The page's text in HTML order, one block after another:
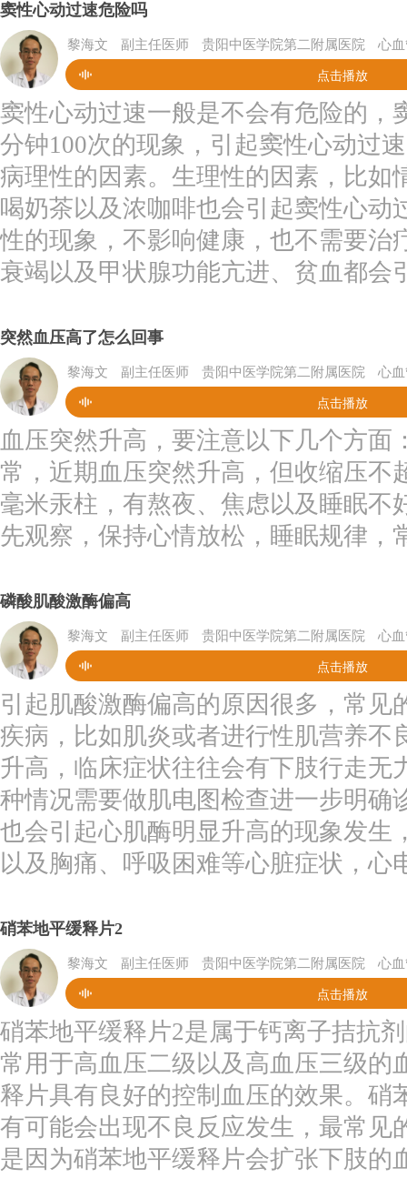
窦性心动过速危险吗
黎海文 副主任医师 贵阳中医学院第二附属医院 心
点击播放
窦性心动过速一般是不会有危险的，
分钟100次的现象，引起窦性心动过
病理性的因素。生理性的因素，比
喝奶茶以及浓咖啡也会引起窦性心
性的现象，不影响健康，也不需要治
衰竭以及甲状腺功能亢进、贫血都会
突然血压高了怎么回事
黎海文 副主任医师 贵阳中医学院第二附属医院 心
点击播放
血压突然升高，要注意以下几个方
常，近期血压突然升高，但收缩压不
毫米汞柱，有熬夜、焦虑以及睡眠
先观察，保持心情放松，睡眠规律，
磷酸肌酸激酶偏高
黎海文 副主任医师 贵阳中医学院第二附属医院 心
点击播放
引起肌酸激酶偏高的原因很多，常
疾病，比如肌炎或者进行性肌营养
升高，临床症状往往会有下肢行走
种情况需要做肌电图检查进一步明确
也会引起心肌酶明显升高的现象发生
以及胸痛、呼吸困难等心脏症状，心
硝苯地平缓释片2
黎海文 副主任医师 贵阳中医学院第二附属医院 心
点击播放
硝苯地平缓释片2是属于钙离子拮抗
常用于高血压二级以及高血压三级
释片具有良好的控制血压的效果。
有可能会出现不良反应发生，最常见
是因为硝苯地平缓释片会扩张下肢的